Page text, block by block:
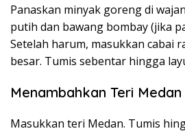
Panaskan minyak goreng di
putih dan bawang bombay (jika
Setelah harum, masukkan cabai
besar. Tumis sebentar hingga
Menambahkan Teri Medan
Masukkan teri Medan. Tumis